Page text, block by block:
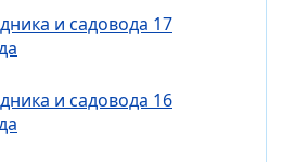
и садовода 17
и садовода 16